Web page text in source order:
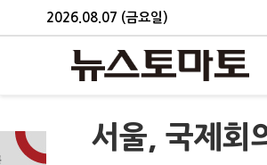
2026.08.07 (금요일)
서울, 국제회